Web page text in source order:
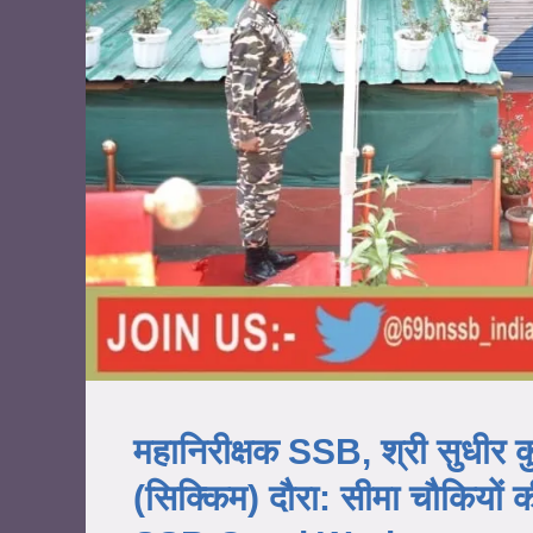
महानिरीक्षक SSB, श्री सुधीर
(सिक्किम) दौरा: सीमा